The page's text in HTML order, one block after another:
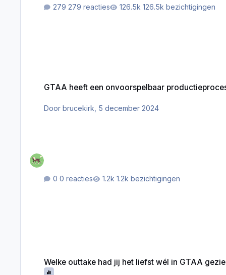
279 reacties 126.5k bezichtigingen
GTAA heeft een onvoorspelbaar
Doorbrucekirk 5 december 2024
0 reacties 1.2k bezichtigingen
Welke outtake had jij het liefst wél in GTAA